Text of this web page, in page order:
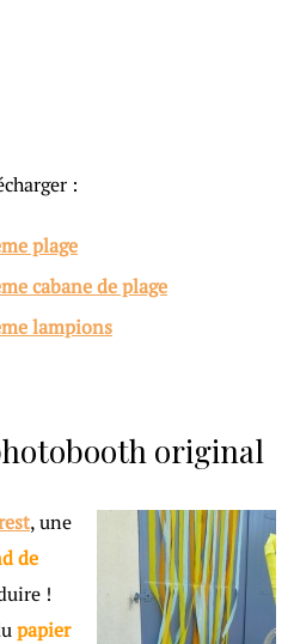
:
plage
cabane de plage
lampions
original
, une
de
!
papier